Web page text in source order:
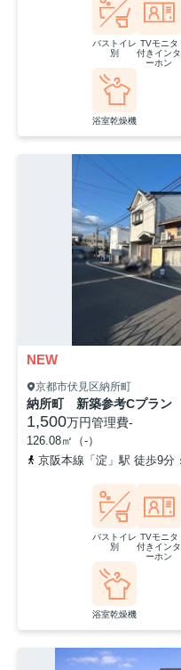
バストイレ
別
TVモニタ
付きインタ
ーホン
浴室乾燥機
NEW
京都市伏見区納所町
納所町 新築参考Cプラン
1,500万円管理費-
126.08㎡（-）
京阪本線「淀」駅 徒歩9分
バストイレ
別
TVモニタ
付きインタ
ーホン
浴室乾燥機